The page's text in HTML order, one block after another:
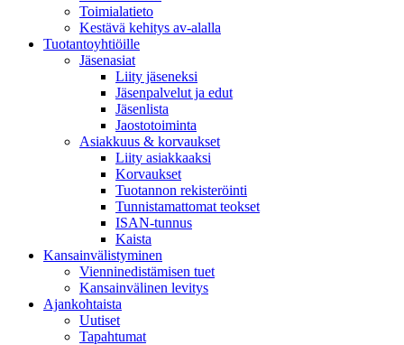
Toimialatieto
Kestävä kehitys av-alalla
Tuotantoyhtiöille
Jäsenasiat
Liity jäseneksi
Jäsenpalvelut ja edut
Jäsenlista
Jaostotoiminta
Asiakkuus & korvaukset
Liity asiakkaaksi
Korvaukset
Tuotannon rekisteröinti
Tunnistamattomat teokset
ISAN-tunnus
Kaista
Kansainvälistyminen
Vienninedistämisen tuet
Kansainvälinen levitys
Ajankohtaista
Uutiset
Tapahtumat